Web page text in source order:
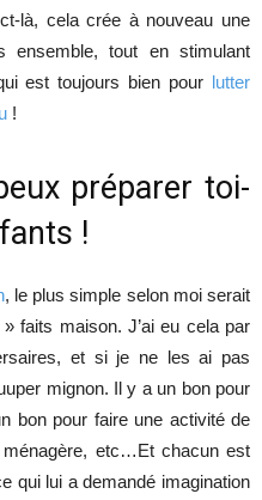
là, cela crée à nouveau une
ensemble, tout en stimulant
est toujours bien pour lutter
!
préparer toi-
!
, le plus simple selon moi serait
faits maison. J’ai eu cela par
et si je ne les ai pas
mignon. Il y a un bon pour
bon pour faire une activité de
etc…Et chacun est
qui lui a demandé imagination